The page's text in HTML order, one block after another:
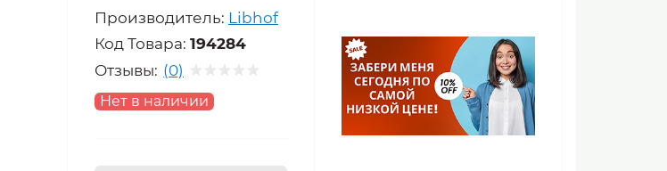
Производитель: Libhof
Код Товара: 194284
Отзывы: (0)
Нет в наличии